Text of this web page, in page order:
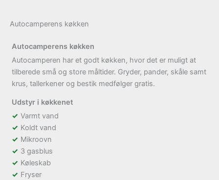
Autocamperens køkken
Autocamperens køkken
Autocamperen har et godt køkken, hvor det er muligt at
tilberede små og store måltider. Gryder, pander, skåle samt
krus, tallerkener og bestik medfølger gratis.
Udstyr i køkkenet
Varmt vand
Koldt vand
Mikroovn
3 gasblus
Køleskab
Fryser